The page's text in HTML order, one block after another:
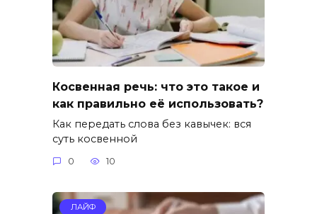
Косвенная речь: что это такое и
как правильно её использовать?
Как передать слова без кавычек: вся
суть косвенной
0 10
ЛАЙФ